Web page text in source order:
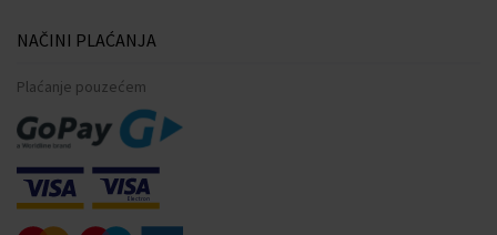
NAČINI PLAĆANJA
Plaćanje pouzećem